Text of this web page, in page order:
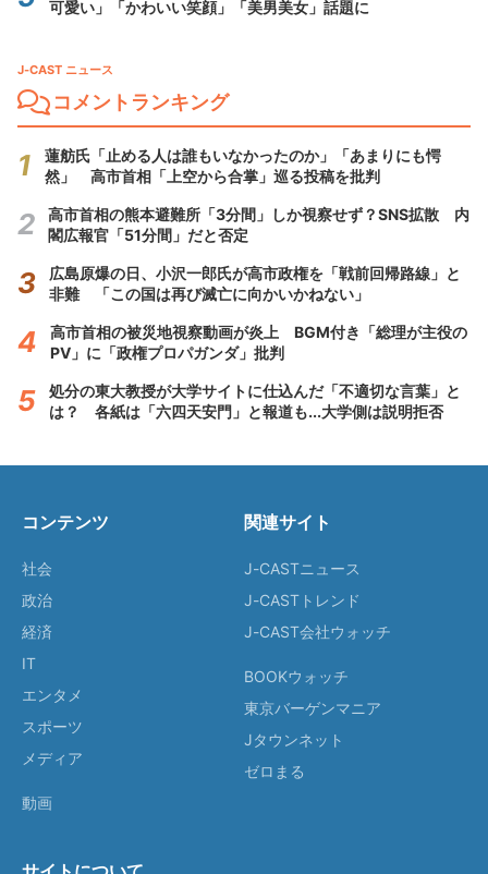
可愛い」「かわいい笑顔」「美男美女」話題に
J-CAST ニュース
コメントランキング
蓮舫氏「止める人は誰もいなかったのか」「あまりにも愕
然」 高市首相「上空から合掌」巡る投稿を批判
高市首相の熊本避難所「3分間」しか視察せず？SNS拡散 内
閣広報官「51分間」だと否定
広島原爆の日、小沢一郎氏が高市政権を「戦前回帰路線」と
非難 「この国は再び滅亡に向かいかねない」
高市首相の被災地視察動画が炎上 BGM付き「総理が主役の
PV」に「政権プロパガンダ」批判
処分の東大教授が大学サイトに仕込んだ「不適切な言葉」と
は？ 各紙は「六四天安門」と報道も...大学側は説明拒否
コンテンツ
社会
政治
経済
IT
エンタメ
スポーツ
メディア
動画
関連サイト
J-CASTニュース
J-CASTトレンド
J-CAST会社ウォッチ
BOOKウォッチ
東京バーゲンマニア
Jタウンネット
ゼロまる